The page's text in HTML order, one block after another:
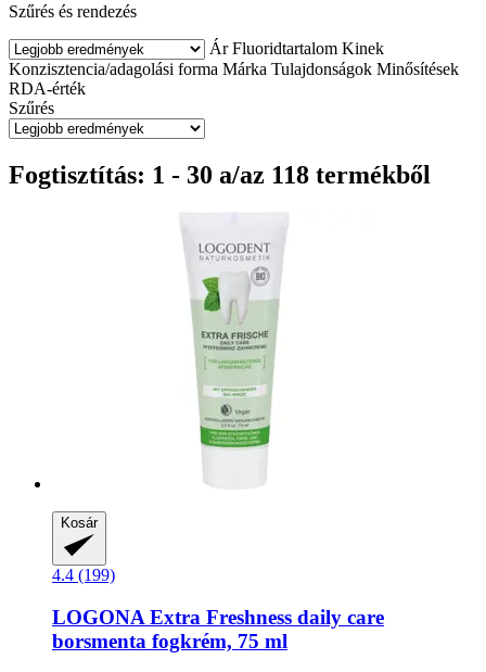
Szűrés és rendezés
Ár Fluoridtartalom Kinek
Konzisztencia/adagolási forma Márka Tulajdonságok Minősítések
RDA-érték
Szűrés
Fogtisztítás: 1 - 30 a/az 118 termékből
Kosár
4.4 (199)
LOGONA Extra Freshness daily care
borsmenta fogkrém, 75 ml